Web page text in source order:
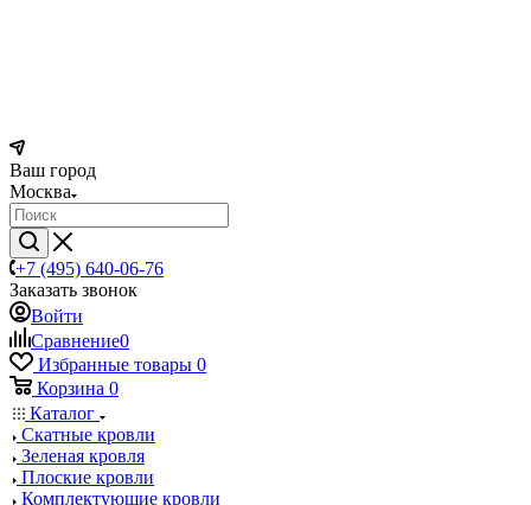
Ваш город
Москва
+7 (495) 640-06-76
Заказать звонок
Войти
Сравнение0
Избранные товары 0
Корзина 0
Каталог
Скатные кровли
Зеленая кровля
Плоские кровли
Комплектующие кровли